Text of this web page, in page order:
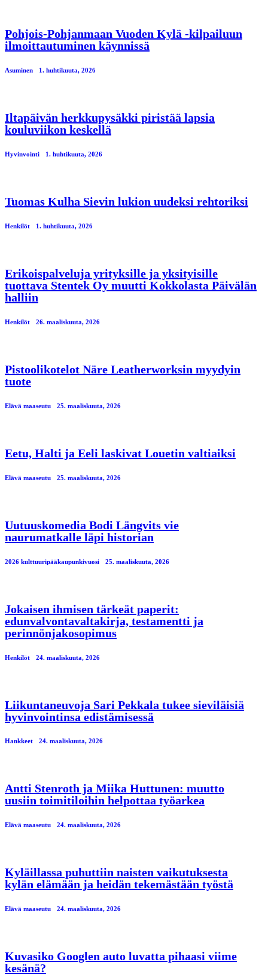
Pohjois-Pohjanmaan Vuoden Kylä -kilpailuun
ilmoittautuminen käynnissä
Asuminen 1. huhtikuuta, 2026
Iltapäivän herkkupysäkki piristää lapsia
kouluviikon keskellä
Hyvinvointi 1. huhtikuuta, 2026
Tuomas Kulha Sievin lukion uudeksi rehtoriksi
Henkilöt 1. huhtikuuta, 2026
Erikoispalveluja yrityksille ja yksityisille
tuottava Stentek Oy muutti Kokkolasta Päivälän
halliin
Henkilöt 26. maaliskuuta, 2026
Pistoolikotelot Näre Leatherworksin myydyin
tuote
Elävä maaseutu 25. maaliskuuta, 2026
Eetu, Halti ja Eeli laskivat Louetin valtiaiksi
Elävä maaseutu 25. maaliskuuta, 2026
Uutuuskomedia Bodi Längvits vie
naurumatkalle läpi historian
2026 kulttuuripääkaupunkivuosi 25. maaliskuuta, 2026
Jokaisen ihmisen tärkeät paperit:
edunvalvontavaltakirja, testamentti ja
perinnönjakosopimus
Henkilöt 24. maaliskuuta, 2026
Liikuntaneuvoja Sari Pekkala tukee sieviläisiä
hyvinvointinsa edistämisessä
Hankkeet 24. maaliskuuta, 2026
Antti Stenroth ja Miika Huttunen: muutto
uusiin toimitiloihin helpottaa työarkea
Elävä maaseutu 24. maaliskuuta, 2026
Kyläillassa puhuttiin naisten vaikutuksesta
kylän elämään ja heidän tekemästään työstä
Elävä maaseutu 24. maaliskuuta, 2026
Kuvasiko Googlen auto luvatta pihaasi viime
kesänä?